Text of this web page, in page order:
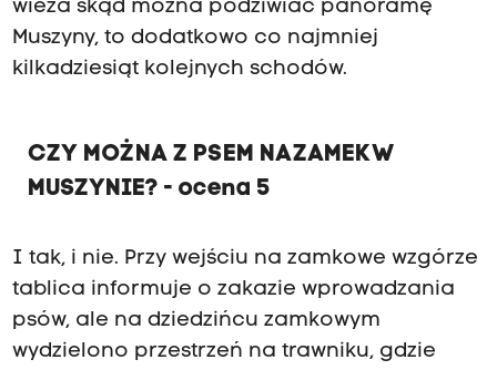
wieża skąd można podziwiać panoramę
Muszyny, to dodatkowo co najmniej
kilkadziesiąt kolejnych schodów.
CZY MOŻNA Z PSEM NA ZAMEK W
MUSZYNIE? - ocena 5
I tak, i nie. Przy wejściu na zamkowe wzgórze
tablica informuje o zakazie wprowadzania
psów, ale na dziedzińcu zamkowym
wydzielono przestrzeń na trawniku, gdzie